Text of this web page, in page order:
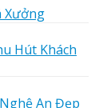
Xưởng
Hút Khách
An Đẹp